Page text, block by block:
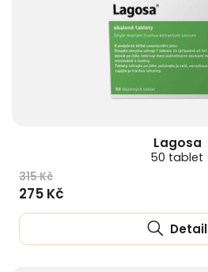
Lagosa
50 tablet
315 Kč
275 Kč
Detail